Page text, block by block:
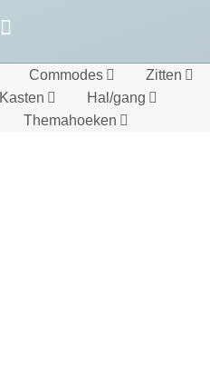
Commodes
Zitten
Kasten
Hal/gang
Themahoeken